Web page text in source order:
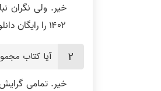
خیر. ولی نگران
۱۴۰۲ را رایگان دانلود کنید.
آیا کتاب
خیر. تمامی